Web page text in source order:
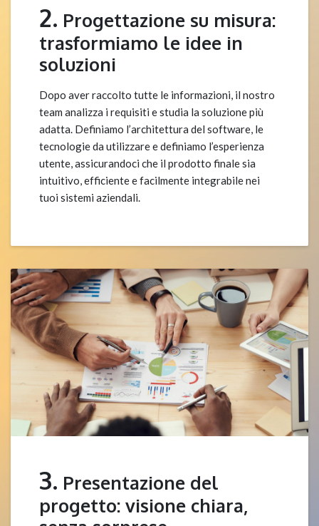
2. Progettazione su misura:
trasformiamo le idee in
soluzioni
Dopo aver raccolto tutte le informazioni, il nostro
team analizza i requisiti e studia la soluzione più
adatta. Definiamo l’architettura del software, le
tecnologie da utilizzare e definiamo l’esperienza
utente, assicurandoci che il prodotto finale sia
intuitivo, efficiente e facilmente integrabile nei
tuoi sistemi aziendali.
3. Presentazione del
progetto: visione chiara,